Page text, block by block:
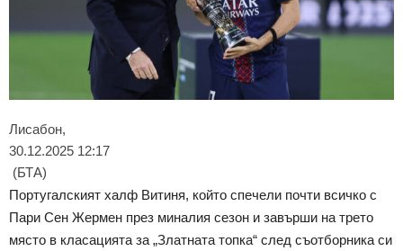
Лисабон,
30.12.2025 12:17
(БТА)
Португалският халф Витиня, който спечели почти всичко с
Пари Сен Жермен през миналия сезон и завърши на трето
място в класацията за „Златната топка“ след съотборника си